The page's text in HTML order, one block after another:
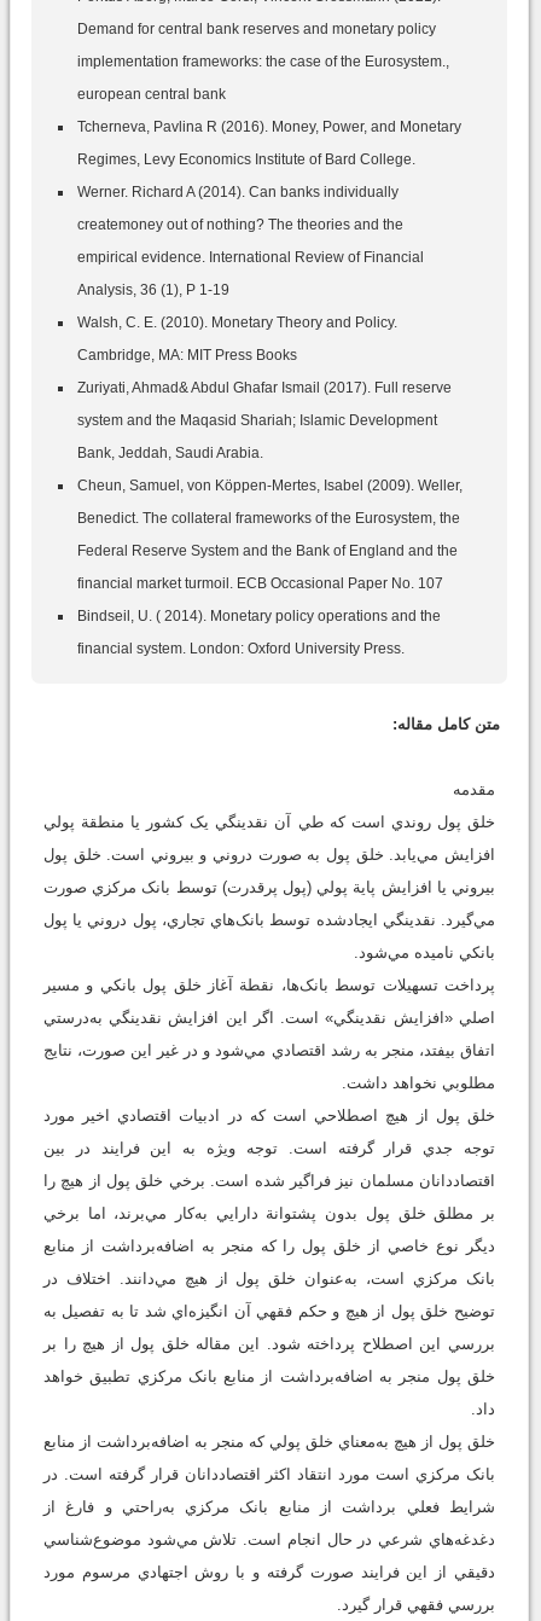
Demand for central bank reserves and monetary policy
implementation frameworks: the case of the Eurosystem.,
european central bank
Tcherneva, Pavlina R (2016). Money, Power, and Monetary
Regimes, Levy Economics Institute of Bard College.
Werner. Richard A (2014). Can banks individually
createmoney out of nothing? The theories and the
empirical evidence. International Review of Financial
Analysis, 36 (1), P 1-19
Walsh, C. E. (2010). Monetary Theory and Policy.
Cambridge, MA: MIT Press Books
Zuriyati, Ahmad& Abdul Ghafar Ismail (2017). Full reserve
system and the Maqasid Shariah; Islamic Development
Bank, Jeddah, Saudi Arabia.
Cheun, Samuel, von Köppen-Mertes, Isabel (2009). Weller,
Benedict. The collateral frameworks of the Eurosystem, the
Federal Reserve System and the Bank of England and the
financial market turmoil. ECB Occasional Paper No. 107
Bindseil, U. ( 2014). Monetary policy operations and the
financial system. London: Oxford University Press.
متن کامل مقاله:
مقدمه
خلق پول روندي است که طي آن نقدينگي يک کشور يا منطقة پولي
افزايش مي‌يابد. خلق پول به صورت دروني و بيروني است. خلق پول
بيروني يا افزايش پاية پولي (پول پرقدرت) توسط بانک مرکزي صورت
مي‌گيرد. نقدينگي ايجادشده توسط بانک‌هاي تجاري، پول دروني يا پول
بانکي ناميده مي‌شود.
پرداخت تسهيلات توسط بانک‌ها، نقطة آغاز خلق پول بانکي و مسير
اصلي «افزايش نقدينگي» است. اگر اين افزايش نقدينگي به‌درستي
اتفاق بيفتد، منجر به رشد اقتصادي مي‌شود و در غير اين صورت، نتايج
مطلوبي نخواهد داشت.
خلق پول از هيچ اصطلاحي است که در ادبيات اقتصادي اخير مورد
توجه جدي قرار گرفته است. توجه ويژه به اين فرايند در بين
اقتصاددانان مسلمان نيز فراگير شده است. برخي خلق پول از هيچ را
بر مطلق خلق پول بدون پشتوانة دارايي به‌کار مي‌برند، اما برخي
ديگر نوع خاصي از خلق پول را که منجر به اضافه‌برداشت از منابع
بانک مرکزي است، به‌عنوان خلق پول از هيچ مي‌دانند. اختلاف در
توضيح خلق پول از هيچ و حکم فقهي آن انگيزه‌اي شد تا به تفصيل به
بررسي اين اصطلاح پرداخته شود. اين مقاله خلق پول از هيچ را بر
خلق پول منجر به اضافه‌برداشت از منابع بانک مرکزي تطبيق خواهد
داد.
خلق پول از هيچ به‌معناي خلق پولي که منجر به اضافه‌برداشت از منابع
بانک مرکزي است مورد انتقاد اکثر اقتصاددانان قرار گرفته است. در
شرايط فعلي برداشت از منابع بانک مرکزي به‌راحتي و فارغ از
دغدغه‌هاي شرعي در حال انجام است. تلاش مي‌شود موضوع‌شناسي
دقيقي از اين فرايند صورت گرفته و با روش اجتهادي مرسوم مورد
بررسي فقهي قرار گيرد.